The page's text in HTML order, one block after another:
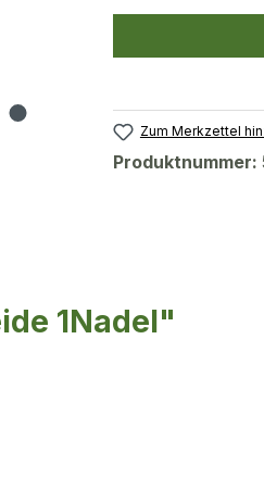
Zum Merkzettel
Produktnummer:
1Nadel"